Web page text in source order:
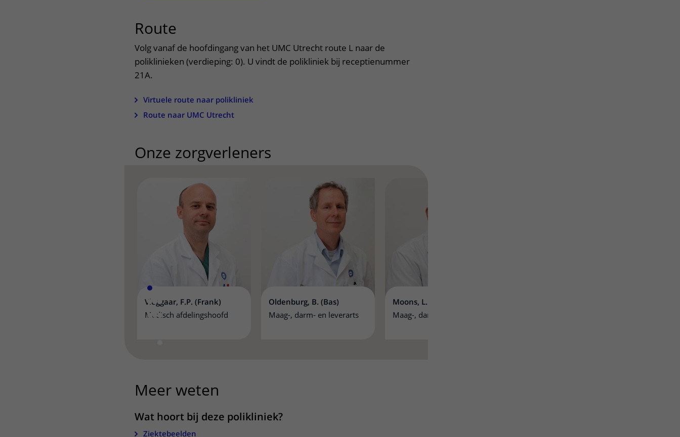
Route
Volg vanaf de hoofdingang van het UMC Utrecht route L naar de
poliklinieken (verdieping: 0). U vindt de polikliniek bij receptienummer
21A.
Virtuele route naar polikliniek
Route naar UMC Utrecht
Onze zorgverleners
Vleggaar, F.P. (Frank)
Medisch afdelingshoofd
Oldenburg, B. (Bas)
Maag-, darm- en leverarts
Moons, L.M.G. (Leon)
Maag-, darm- en leverarts
Meer weten
Wat hoort bij deze polikliniek?
Ziektebeelden